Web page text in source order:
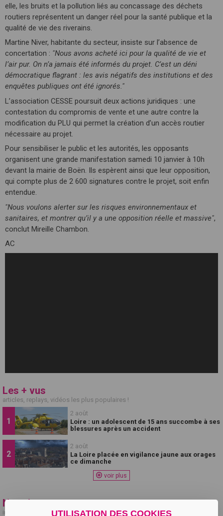
UTILISATION DES COOKIES
elle, les bruits et la pollution liés au concassage des déchets
routiers représentent un danger réel pour la santé publique et la
qualité de vie des riverains.
Martine Niver, habitante du secteur, insiste sur l’absence de
concertation : "Nous avons acheté ici pour la qualité de vie et
l’air pur. On n’a jamais été informés du projet. C’est un déni
démocratique flagrant : les avis négatifs des institutions et des
enquêtes publiques ont été ignorés."
L’association CESSE poursuit deux actions juridiques : une
contestation du compromis de vente et une autre contre la
modification du PLU qui permet la création d’un accès routier
nécessaire au projet.
Pour sensibiliser le public et les autorités, les opposants
organisent une grande manifestation samedi 10 janvier à 10h
devant la mairie de Boën. Ils espèrent ainsi que leur opposition,
qui compte plus de 2 600 signatures contre le projet, soit enfin
entendue.
"Nous voulons alerter sur les risques environnementaux et
sanitaires, et montrer qu’il y a une opposition réelle et massive",
conclut Mireille Chambon.
AC
Les + vus
articles, replays, vidéos les plus populaires !
2 août
Loire : un adolescent de 15 ans succombe à ses
blessures après un accident
2 août
La Loire placée en vigilance jaune aux orages
ce dimanche
voir plus
Newsletter
inscrivez-vous à la newsletter pour recevoir toute l'actualité de la chaine